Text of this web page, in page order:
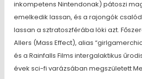
inkompetens Nintendonak) pátoszi
emelkedik lassan, és a rajongók
lassan a sztratoszférába löki azt.
Allers (Mass Effect), alias
és a Rainfalls Films intergalaktikus
évek sci-fi varázsában megszületett